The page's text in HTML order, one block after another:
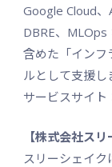
Google Cloud
DBRE、MLOps
含めた「インフ
ルとして支援し
サービスサイト
【株式会社スリ
スリーシェイ